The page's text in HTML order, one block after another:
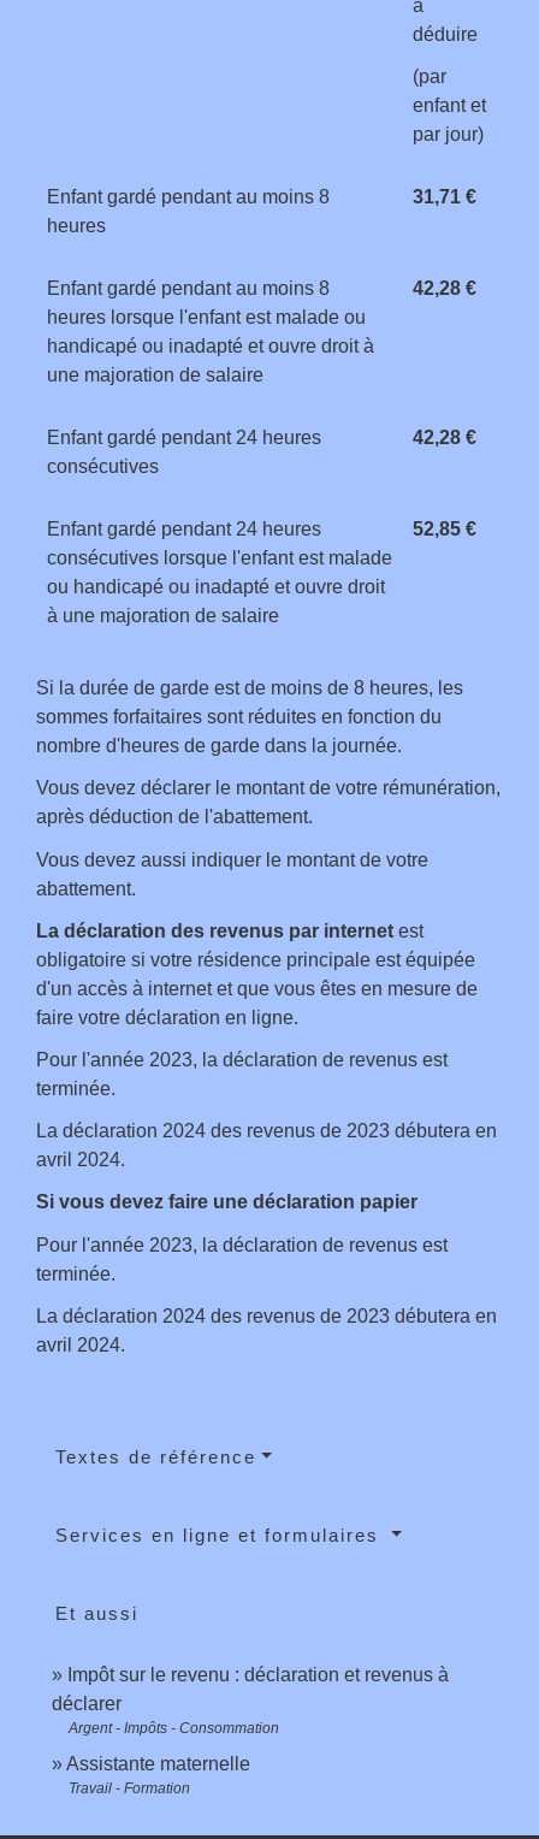
à
déduire
(par
enfant et
par jour)
Enfant gardé pendant au moins 8
heures
31,71 €
Enfant gardé pendant au moins 8
heures lorsque l'enfant est malade ou
handicapé ou inadapté et ouvre droit à
une majoration de salaire
42,28 €
Enfant gardé pendant 24 heures
consécutives
42,28 €
Enfant gardé pendant 24 heures
consécutives lorsque l'enfant est malade
ou handicapé ou inadapté et ouvre droit
à une majoration de salaire
52,85 €
Si la durée de garde est de moins de 8 heures, les
sommes forfaitaires sont réduites en fonction du
nombre d'heures de garde dans la journée.
Vous devez déclarer le montant de votre rémunération,
après déduction de l'abattement.
Vous devez aussi indiquer le montant de votre
abattement.
La déclaration des revenus par internet est
obligatoire si votre résidence principale est équipée
d'un accès à internet et que vous êtes en mesure de
faire votre déclaration en ligne.
Pour l'année 2023, la déclaration de revenus est
terminée.
La déclaration 2024 des revenus de 2023 débutera en
avril 2024.
Si vous devez faire une déclaration papier
Pour l'année 2023, la déclaration de revenus est
terminée.
La déclaration 2024 des revenus de 2023 débutera en
avril 2024.
Textes de référence
Services en ligne et formulaires
Et aussi
Impôt sur le revenu : déclaration et revenus à
déclarer
Argent - Impôts - Consommation
Assistante maternelle
Travail - Formation